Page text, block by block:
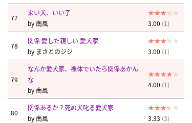
77
来い犬、いい子
by南風 3.00 (1)
78
関係 愛した親しい 愛犬家
by まさとのジジ 3.00 (1)
79
なんか愛犬家、裸体でいたら関係あかん
な
by南風
4.00 (1)
80
関係あるか？死ぬ犬叱る愛犬家
by南風 3.33 (3)